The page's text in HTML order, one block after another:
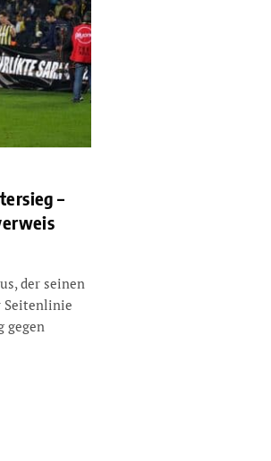
–
der seinen
Seitenlinie
gegen